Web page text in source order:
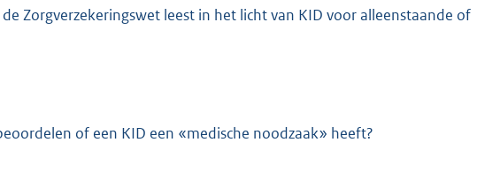
Zorgverzekeringswet leest in het licht van KID voor alleenstaande of
of een KID een «medische noodzaak» heeft?